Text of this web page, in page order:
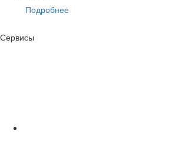
Подробнее
Сервисы